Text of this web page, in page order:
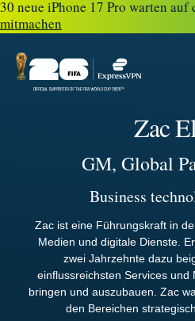
30 neue iPhone 17 Pro warten auf
mitmachen
Zac
GM, Global
Business
Zac ist eine Führungskraft in
Medien und digitale Dienste.
zwei Jahrzehnte dazu
einflussreichsten Services und
bringen und auszubauen. Zac
den Bereichen